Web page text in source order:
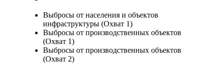
Выбросы от населения и объектов
инфраструктуры (Охват 1)
Выбросы от производственных объектов
(Охват 1)
Выбросы от производственных объектов
(Охват 2)